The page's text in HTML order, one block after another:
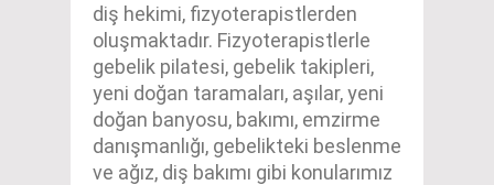
diş hekimi, fizyoterapistlerden
oluşmaktadır. Fizyoterapistlerle
gebelik pilatesi, gebelik takipleri,
yeni doğan taramaları, aşılar, yeni
doğan banyosu, bakımı, emzirme
danışmanlığı, gebelikteki beslenme
ve ağız, diş bakımı gibi konularımız